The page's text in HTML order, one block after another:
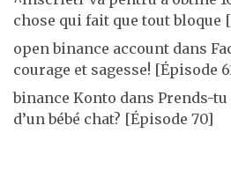
chose qui fait que tout bloque
open binance account dans
courage et sagesse! [Épisode
binance Konto dans Prends-
d’un bébé chat? [Épisode 70]